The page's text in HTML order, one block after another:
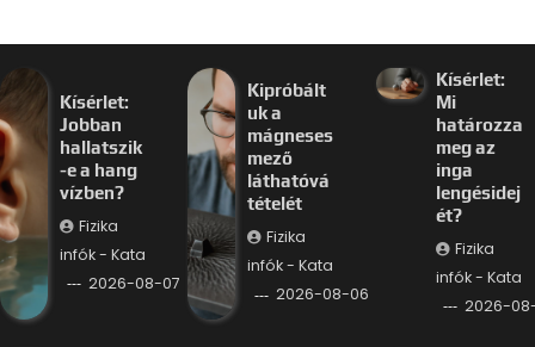
Kísérlet:
Jobban
hallatszik
-e a hang
vízben?
Fizika
infók - Kata
2026-08-07
Kipróbált
uk a
mágneses
mező
láthatóvá
tételét
Fizika
infók - Kata
2026-08-06
Kísérlet:
Mi
határozza
meg az
inga
lengésidej
ét?
Fizika
infók - Kata
2026-